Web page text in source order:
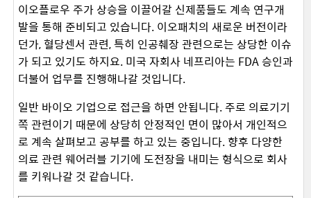
이오플로우 주가 상승을 이끌어갈 신제품들도 계속 연구개
발을 통해 준비되고 있습니다. 이오패치의 새로운 버전이라
던가, 혈당센서 관련, 특히 인공췌장 관련으로는 상당한 이슈
가 되고 있기도 하지요. 미국 자회사 네프리아는 FDA 승인과
더불어 업무를 진행해나갈 것입니다.
일반 바이오 기업으로 접근을 하면 안됩니다. 주로 의료기기
쪽 관련이기 때문에 상당히 안정적인 면이 많아서 개인적으
로 계속 살펴보고 공부를 하고 있는 중입니다. 향후 다양한
의료 관련 웨어러블 기기에 도전장을 내미는 형식으로 회사
를 키워나갈 것 같습니다.